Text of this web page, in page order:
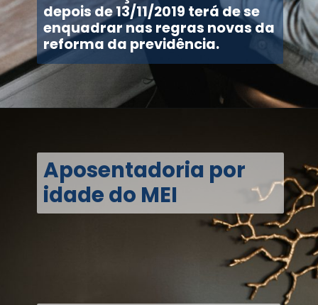
depois de 13/11/2019 terá de se
enquadrar nas regras novas da
reforma da previdência.
Aposentadoria por
idade do MEI